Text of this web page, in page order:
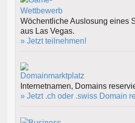
Wöchentliche Auslosung eines
aus Las Vegas.
» Jetzt teilnehmen!
Internetnamen, Domains
» Jetzt .ch oder .swiss Domain